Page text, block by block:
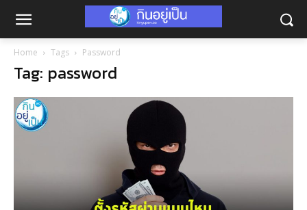
Home Tags Password
Tag: password